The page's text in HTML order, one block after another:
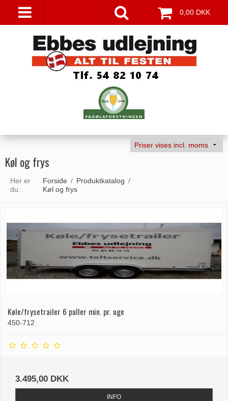
0,00 DKK
Køl og frys
Her er
du:
Forside / Produktkatalog /
Køl og frys
Køle/frysetrailer 6 paller min. pr. uge
450-712
3.495,00 DKK
INFO